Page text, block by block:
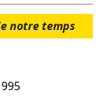
notre temps